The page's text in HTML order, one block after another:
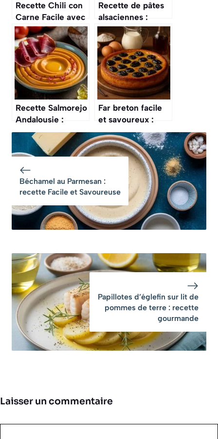
Recette Chili con
Carne Facile avec
Companion
Recette de pâtes
alsaciennes :
découvrez les
Knepfle
Recette Salmorejo
Andalousie :
découvrez la
Spécialité
Gourmande
Far breton facile
et savoureux :
découvrez la
recette
Béchamel au Parmesan :
recette Facile et Savoureuse
Papillotes d’églefin sur lit de
pommes de terre : recette
gourmande
Laisser un commentaire